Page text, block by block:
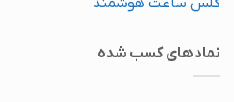
نماد‌های کسب شده